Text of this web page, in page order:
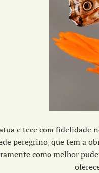
e tece com fidelidade
peregrino, que tem a
como melhor